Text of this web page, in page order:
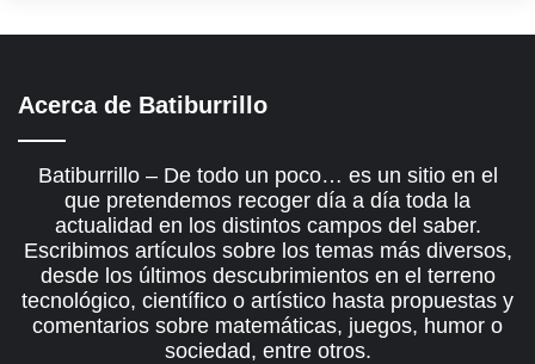
Acerca de Batiburrillo
Batiburrillo – De todo un poco… es un sitio en el
que pretendemos recoger día a día toda la
actualidad en los distintos campos del saber.
Escribimos artículos sobre los temas más diversos,
desde los últimos descubrimientos en el terreno
tecnológico, científico o artístico hasta propuestas y
comentarios sobre matemáticas, juegos, humor o
sociedad, entre otros.